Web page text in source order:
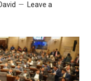
Leave a